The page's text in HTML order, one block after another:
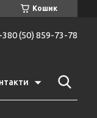
Кошик
(50) 859-73-78